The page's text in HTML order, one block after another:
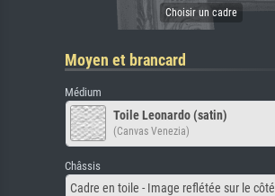
Moyen et brancard
Médium
Toile Leonardo (satin)
(Canvas Venezia)
Châssis
Cadre en toile - Image reflétée sur le côté